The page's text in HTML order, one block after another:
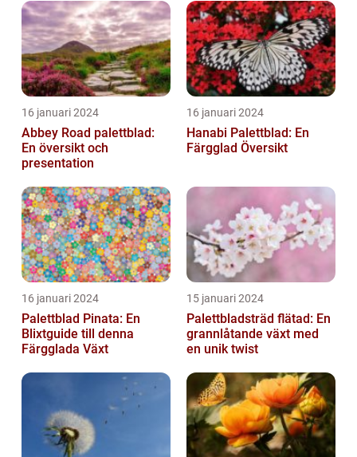
16 januari 2024
Abbey Road palettblad:
En översikt och
presentation
16 januari 2024
Hanabi Palettblad: En
Färgglad Översikt
16 januari 2024
Palettblad Pinata: En
Blixtguide till denna
Färgglada Växt
15 januari 2024
Palettbladsträd flätad: En
grannlåtande växt med
en unik twist